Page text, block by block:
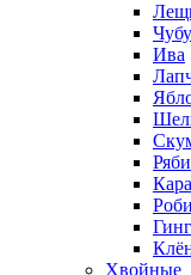
Ива
Хвойные